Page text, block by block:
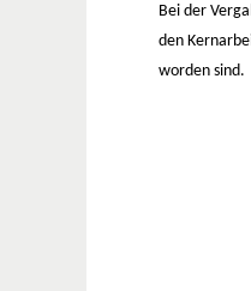
Bei der
den
worden sind.